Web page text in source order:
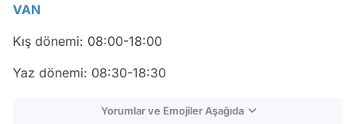
VAN
Kış dönemi: 08:00-18:00
Yaz dönemi: 08:30-18:30
Yorumlar ve Emojiler Aşağıda